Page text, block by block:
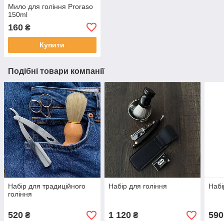
Мило для гоління Proraso
150ml
160 ₴
Купити
Подібні товари компанії
Набір для традиційного
гоління
520 ₴
Набір для гоління
1 120₴ 590